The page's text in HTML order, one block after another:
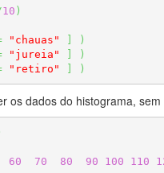
10 )
"chauas" ]
)
"jureia" ]
)
"retiro" ] )
os dados do histograma,
60 70 80 90 100 110